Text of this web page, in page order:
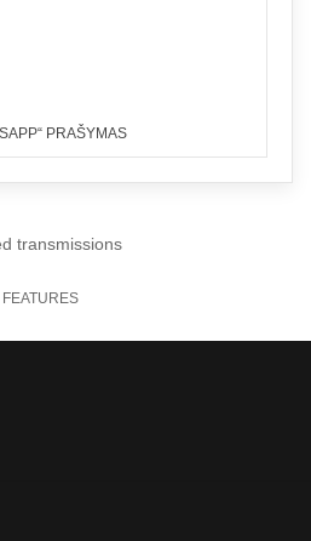
PRAŠYMAS
transmissions
FEATURES